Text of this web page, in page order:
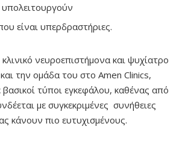
είναι υπερδραστήριες.
νευροεπιστήμονα και ψυχίατρο
την ομάδα του στο Amen Clinics,
τύποι εγκεφάλου, καθένας από
με συγκεκριμένες συνήθειες
κάνουν πιο ευτυχισμένους.